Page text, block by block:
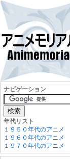
ナビゲーション
年代リスト
１９５０年代のアニメ
１９６０年代のアニメ
１９７０年代のアニメ